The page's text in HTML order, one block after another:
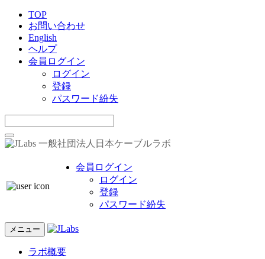
TOP
お問い合わせ
English
ヘルプ
会員ログイン
ログイン
登録
パスワード紛失
一般社団法人日本ケーブルラボ
会員ログイン
ログイン
登録
パスワード紛失
メニュー
ラボ概要